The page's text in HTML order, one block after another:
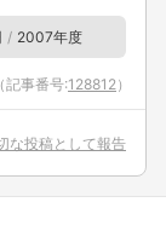
2007年度
（記事番号:128812 ）
な投稿として報告